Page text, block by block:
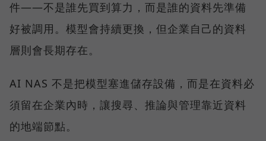
件——不是誰先買到算力，而是誰的資料先準備
好被調用。模型會持續更換，但企業自己的資料
層則會長期存在。
AI NAS 不是把模型塞進儲存設備，而是在資料必
須留在企業內時，讓搜尋、推論與管理靠近資料
的地端節點。